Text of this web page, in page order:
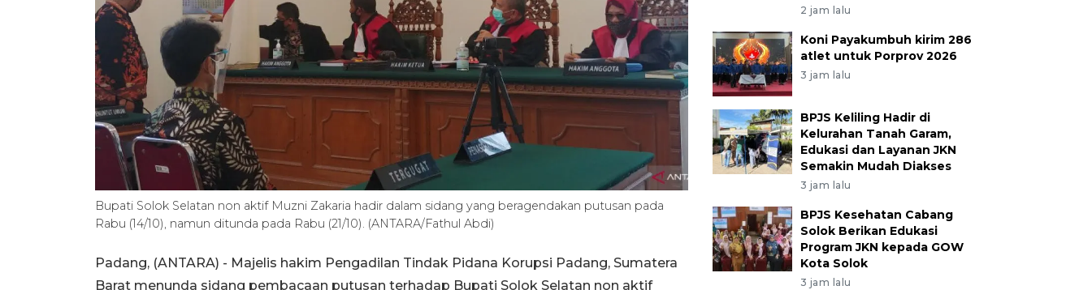
Bupati Solok Selatan non aktif Muzni Zakaria hadir dalam sidang yang beragendakan putusan pada
Rabu (14/10), namun ditunda pada Rabu (21/10). (ANTARA/Fathul Abdi)
Padang, (ANTARA) - Majelis hakim Pengadilan Tindak Pidana Korupsi Padang, Sumatera
Barat menunda sidang pembacaan putusan terhadap Bupati Solok Selatan non aktif
2 jam lalu
Koni Payakumbuh kirim 286
atlet untuk Porprov 2026
3 jam lalu
BPJS Keliling Hadir di
Kelurahan Tanah Garam,
Edukasi dan Layanan JKN
Semakin Mudah Diakses
3 jam lalu
BPJS Kesehatan Cabang
Solok Berikan Edukasi
Program JKN kepada GOW
Kota Solok
3 jam lalu